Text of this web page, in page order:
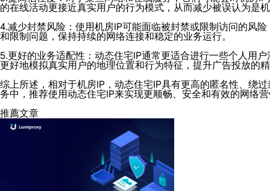
的在线活动更接近真实用户的行为模式，从而减少被误认为是
4.减少封禁风险：使用机房IP可能面临被封禁或限制访问的风
和限制问题，保持持续的网络连接和稳定的业务运行。
5.更好的业务适配性：动态住宅IP通常更适合进行一些个人用
更好地模拟真实用户的地理位置和行为特征，提升广告投放的
综上所述，相对于机房IP，动态住宅IP具有更高的匿名性、绕
务中，推荐使用动态住宅IP来实现更顺畅、安全和有效的网络
推薦文章